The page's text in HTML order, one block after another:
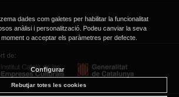
dades com galetes per habilitar la funcionalitat
anàlisi i personalització. Podeu canviar la seva
o acceptar els paràmetres per defecte.
Configurar
Rebutjar totes les cookies